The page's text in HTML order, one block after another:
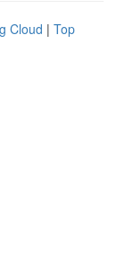
Cloud | Top